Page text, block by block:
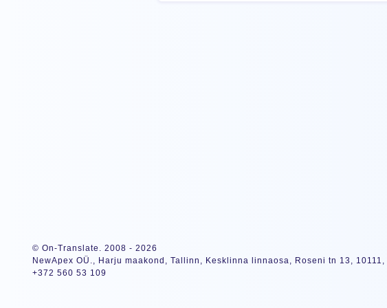
© On-Translate. 2008 - 2026
NewApex OÜ., Harju maakond, Tallinn, Kesklinna linnaosa, Roseni tn 13, 10111,
+372 560 53 109